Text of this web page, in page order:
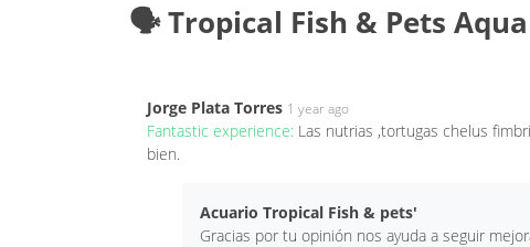
🗣️ Tropical Fish & Pets
Jorge Plata Torres 1 year ago
Fantastic experience: Las nutrias ,tortugas chelus
bien.
Acuario Tropical Fish & pets'
Gracias por tu opinión nos ayuda a seguir